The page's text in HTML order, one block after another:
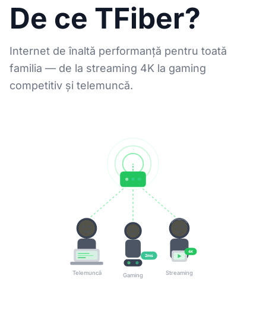
De ce TFiber?
Internet de înaltă performanță pentru toată
familia — de la streaming 4K la gaming
competitiv și telemuncă.
Telemuncă
2ms
Gaming
4K
Streaming